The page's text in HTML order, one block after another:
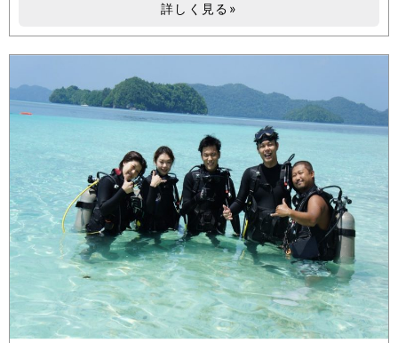
詳しく見る»